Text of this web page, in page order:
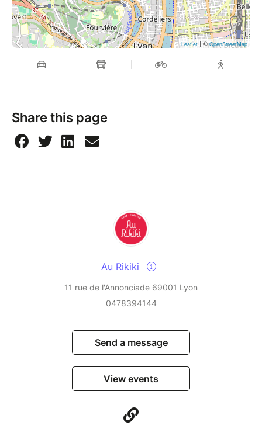
Leaflet | ©OpenStreetMap
Share this page
Au Rikiki
11 rue de l'Annonciade 69001 Lyon
0478394144
Send a message
View events